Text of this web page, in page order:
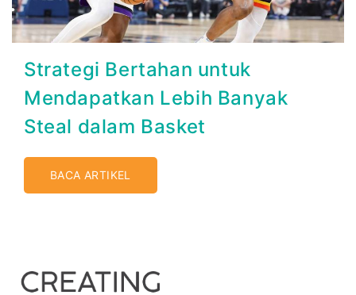
Strategi Bertahan untuk
Mendapatkan Lebih Banyak
Steal dalam Basket
BACA ARTIKEL